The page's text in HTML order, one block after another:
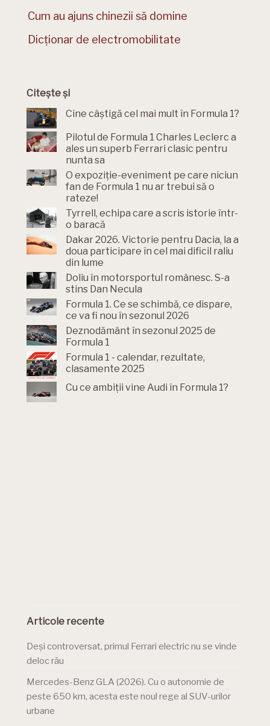
Cum au ajuns chinezii să domine
Dicționar de electromobilitate
Citește și
Cine câștigă cel mai mult în Formula 1?
Pilotul de Formula 1 Charles Leclerc a
ales un superb Ferrari clasic pentru
nunta sa
O expoziție-eveniment pe care niciun
fan de Formula 1 nu ar trebui să o
rateze!
Tyrrell, echipa care a scris istorie într-
o baracă
Dakar 2026. Victorie pentru Dacia, la a
doua participare în cel mai dificil raliu
din lume
Doliu în motorsportul românesc. S-a
stins Dan Necula
Formula 1. Ce se schimbă, ce dispare,
ce va fi nou în sezonul 2026
Deznodământ în sezonul 2025 de
Formula 1
Formula 1 - calendar, rezultate,
clasamente 2025
Cu ce ambiții vine Audi în Formula 1?
Articole recente
Deși controversat, primul Ferrari electric nu se vinde
deloc rău
Mercedes-Benz GLA (2026). Cu o autonomie de
peste 650 km, acesta este noul rege al SUV-urilor
urbane